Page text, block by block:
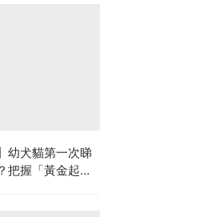
幼犬貓第一次睇
把握「黃金起跑